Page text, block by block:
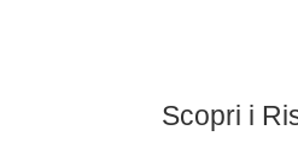
Scopri i